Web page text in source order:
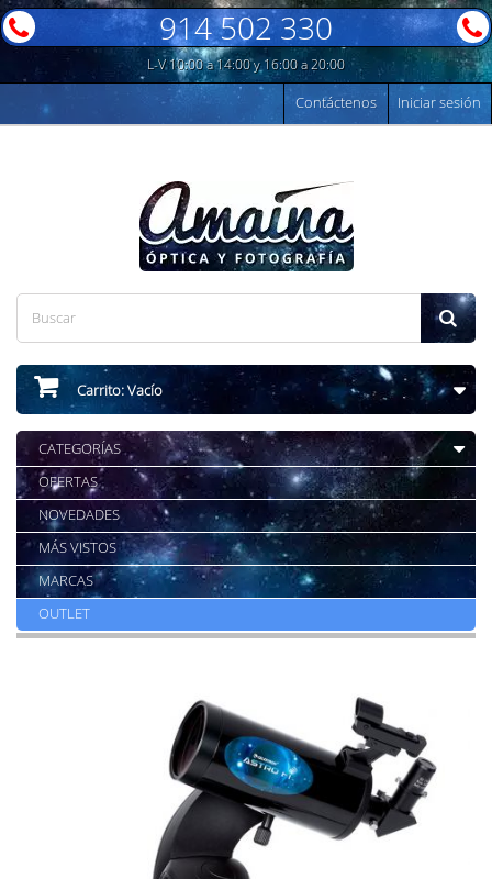
914 502 330
L-V 10:00 a 14:00 y 16:00 a 20:00
Iniciar sesión
Contáctenos
Carrito:Vacío
CATEGORÍAS
OFERTAS
NOVEDADES
MÁS VISTOS
MARCAS
OUTLET